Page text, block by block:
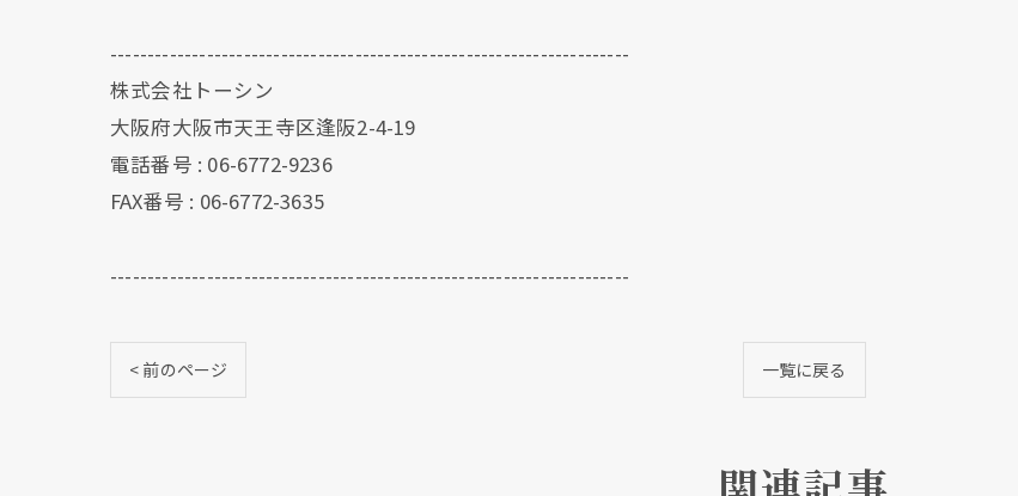
----------------------------------------------------------------------
株式会社トーシン
大阪府大阪市天王寺区逢阪2-4-19
電話番号 : 06-6772-9236
FAX番号 : 06-6772-3635
----------------------------------------------------------------------
< 前のページ 一覧に戻る